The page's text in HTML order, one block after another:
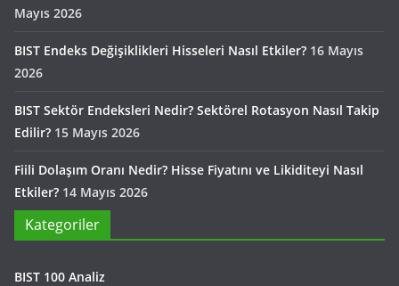
Mayıs 2026
BIST Endeks Değişiklikleri Hisseleri Nasıl Etkiler? 16 Mayıs
2026
BIST Sektör Endeksleri Nedir? Sektörel Rotasyon Nasıl Takip
Edilir? 15 Mayıs 2026
Fiili Dolaşım Oranı Nedir? Hisse Fiyatını ve Likiditeyi Nasıl
Etkiler? 14 Mayıs 2026
Kategoriler
BIST 100 Analiz